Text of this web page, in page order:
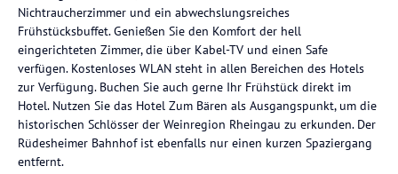
Nichtraucherzimmer und ein abwechslungsreiches
Frühstücksbuffet. Genießen Sie den Komfort der hell
eingerichteten Zimmer, die über Kabel-TV und einen Safe
verfügen. Kostenloses WLAN steht in allen Bereichen des Hotels
zur Verfügung. Buchen Sie auch gerne Ihr Frühstück direkt im
Hotel. Nutzen Sie das Hotel Zum Bären als Ausgangspunkt, um die
historischen Schlösser der Weinregion Rheingau zu erkunden. Der
Rüdesheimer Bahnhof ist ebenfalls nur einen kurzen Spaziergang
entfernt.